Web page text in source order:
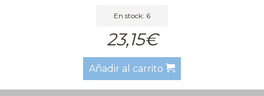
En stock: 6
23,15€
Añadir al carrito